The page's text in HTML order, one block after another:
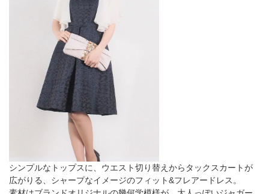
シンプルなトップスに、ウエスト切り替えからタックスカートが
広がりる、シャープなイメージのフィット&フレアードレス。